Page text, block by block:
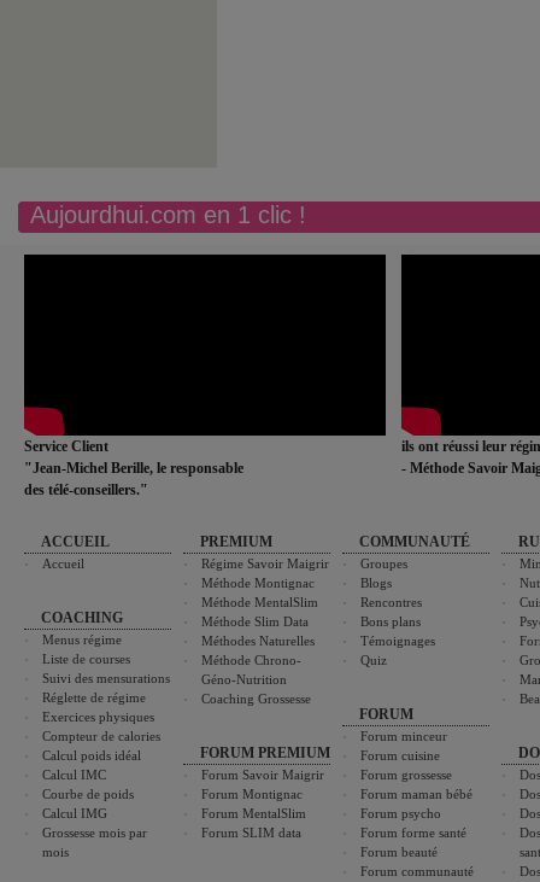
Aujourdhui.com en 1 clic !
Service Client
"Jean-Michel Berille, le responsable
des télé-conseillers."
ils ont réussi leur
- Méthode Savoir
ACCUEIL
Accueil
COACHING
Menus régime
Liste de courses
Suivi des mensurations
Réglette de régime
Exercices physiques
Compteur de calories
Calcul poids idéal
Calcul IMC
Courbe de poids
Calcul IMG
Grossesse mois par
mois
PREMIUM
Régime Savoir Maigrir
Méthode Montignac
Méthode MentalSlim
Méthode Slim Data
Méthodes Naturelles
Méthode Chrono-
Géno-Nutrition
Coaching Grossesse
FORUM PREMIUM
Forum Savoir Maigrir
Forum Montignac
Forum MentalSlim
Forum SLIM data
COMMUNAUTÉ
Groupes
Blogs
Rencontres
Bons plans
Témoignages
Quiz
FORUM
Forum minceur
Forum cuisine
Forum grossesse
Forum maman bébé
Forum psycho
Forum forme santé
Forum beauté
Forum communauté